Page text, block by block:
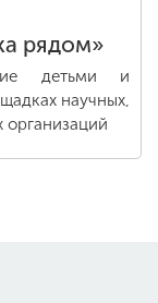
рядом»
детьми и
научных,
организаций